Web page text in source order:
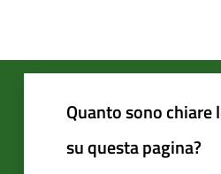
Quanto sono
su questa pagina?